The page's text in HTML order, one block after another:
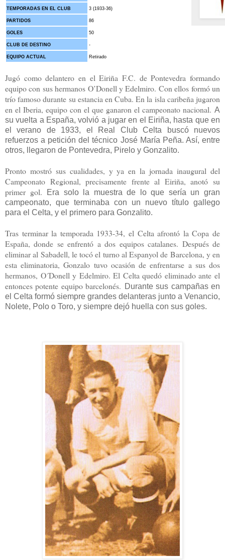
TEMPORADAS EN EL CLUB 3 (1933-36)
PARTIDOS 86
GOLES 50
CLUB DE DESTINO -
EQUIPO ACTUAL Retirado
Jugó como delantero en el Eiriña F.C. de Pontevedra formando
equipo con sus hermanos O’Donell y Edelmiro. Con ellos formó un
trío famoso durante su estancia en Cuba. En la isla caribeña jugaron
en el Iberia, equipo con el que ganaron el campeonato nacional. A
su vuelta a España, volvió a jugar en el Eiriña, hasta que en
el verano de 1933, el Real Club Celta buscó nuevos
refuerzos a petición del técnico José María Peña. Así, entre
otros, llegaron de Pontevedra, Pirelo y Gonzalito.
Pronto mostró sus cualidades, y ya en la jornada inaugural del
Campeonato Regional, precisamente frente al Eiriña, anotó su
primer gol.
Era solo la muestra de lo que sería un gran
campeonato, que terminaba con un nuevo título gallego
para el Celta, y el primero para Gonzalito.
Tras terminar la temporada 1933-34, el Celta afrontó la Copa de
España, donde se enfrentó a dos equipos catalanes. Después de
eliminar al Sabadell, le tocó el turno al Espanyol de Barcelona, y en
esta eliminatoria, Gonzalo tuvo ocasión de enfrentarse a sus dos
hermanos, O´Donell y Edelmiro. El Celta quedó eliminado ante el
entonces potente equipo barcelonés. Durante sus campañas en
el Celta formó siempre grandes delanteras junto a Venancio,
Nolete, Polo o Toro, y siempre dejó huella con sus goles.